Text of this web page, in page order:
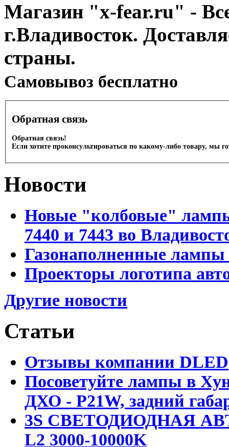
Магазин "x-fear.ru" -
г.Владивосток.
страны.
Cамовывоз бесплатно
Обратная связь
Обратная связь!
Если хотите проконсультироваться по какому-либо товару, мы
Новости
Новые "колбовые"
7440 и 7443 во
Газонаполненные лампы
Проекторы логотипа
Другие новости
Статьи
Отзывы компании DLED
Посоветуйте лампы в
ДХО - P21W, задний
3S СВЕТОДИОДНАЯ
L2 3000-10000K